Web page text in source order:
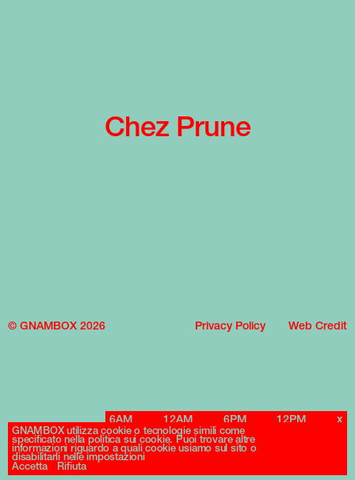
Chez Prune
© GNAMBOX 2026 Privacy Policy Web Credit
6AM 12AM 6PM 12PM x
GNAMBOX utilizza cookie o tecnologie simili come
specificato nella politica sui cookie. Puoi trovare altre
informazioni riguardo a quali cookie usiamo sul sito o
disabilitarli nelle impostazioni
Accetta Rifiuta